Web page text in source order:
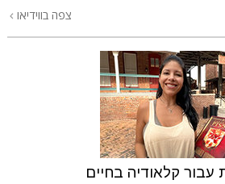
צפה בווידיאו
עבור קלאודיה בחיים